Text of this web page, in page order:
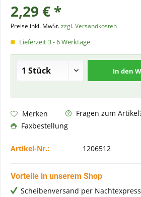
2,29 € *
Preise inkl. MwSt.zzgl. Versandkosten
Lieferzeit 3 - 6 Werktage
In den
Merken
Fragen zum
Faxbestellung
Artikel-Nr.: 1206512
Vorteile in unserem Shop
Scheibenversand per